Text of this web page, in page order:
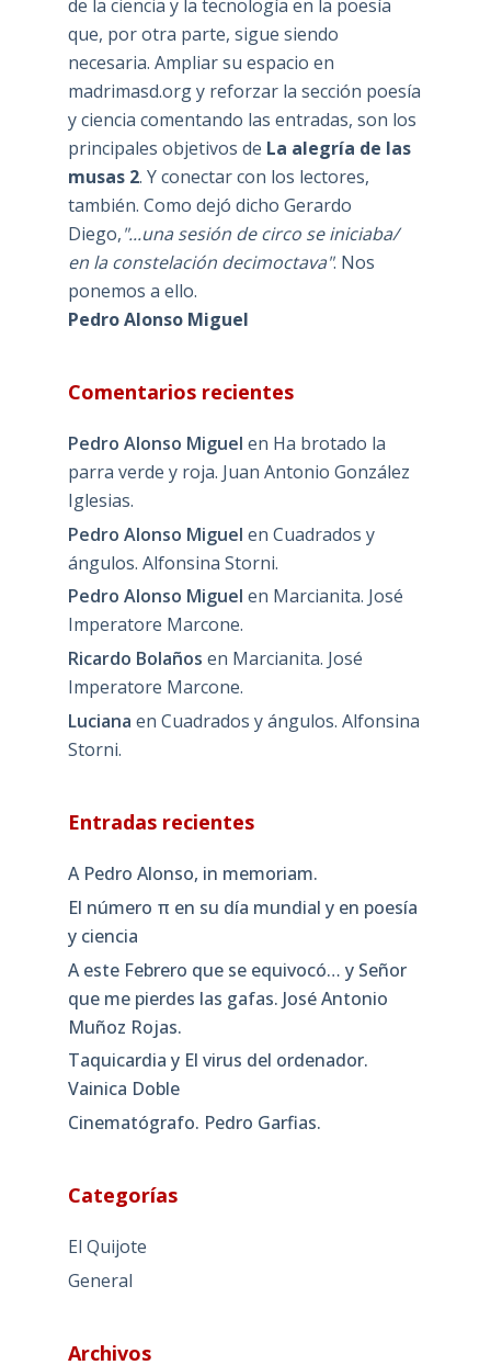
de la ciencia y la tecnología en la poesía
que, por otra parte, sigue siendo
necesaria. Ampliar su espacio en
madrimasd.org y reforzar la sección poesía
y ciencia comentando las entradas, son los
principales objetivos de La alegría de las
musas 2. Y conectar con los lectores,
también. Como dejó dicho Gerardo
Diego,"...una sesión de circo se iniciaba/
en la constelación decimoctava". Nos
ponemos a ello.
Pedro Alonso Miguel
Comentarios recientes
Pedro Alonso Miguel en Ha brotado la
parra verde y roja. Juan Antonio González
Iglesias.
Pedro Alonso Miguel en Cuadrados y
ángulos. Alfonsina Storni.
Pedro Alonso Miguel en Marcianita. José
Imperatore Marcone.
Ricardo Bolaños en Marcianita. José
Imperatore Marcone.
Luciana en Cuadrados y ángulos. Alfonsina
Storni.
Entradas recientes
A Pedro Alonso, in memoriam.
El número π en su día mundial y en poesía
y ciencia
A este Febrero que se equivocó… y Señor
que me pierdes las gafas. José Antonio
Muñoz Rojas.
Taquicardia y El virus del ordenador.
Vainica Doble
Cinematógrafo. Pedro Garfias.
Categorías
El Quijote
General
Archivos